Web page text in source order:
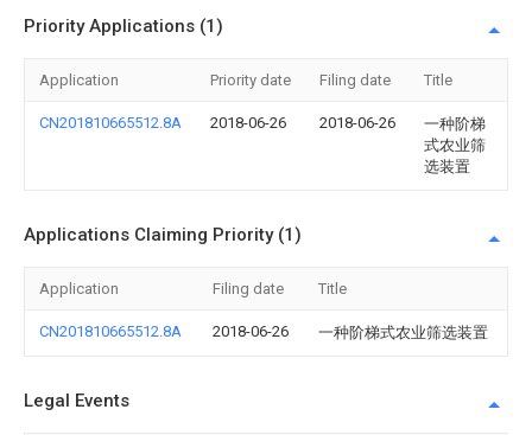
Priority Applications (1)
Application Priority date Filing date Title
CN201810665512.8A 2018-06-26 2018-06-26
一种阶梯
式农业筛
选装置
Applications Claiming Priority (1)
Application Filing date Title
CN201810665512.8A 2018-06-26 一种阶梯式农业筛选装置
Legal Events